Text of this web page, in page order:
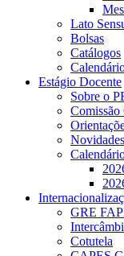
Lato
Bolsas
Catálogos
Estágio Docente
Sobre o
Comissão
Novidades
GRE
Cotutela